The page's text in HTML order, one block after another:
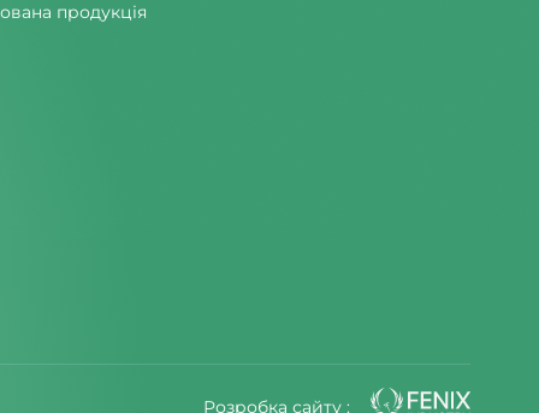
продукція
Розробка сайту :